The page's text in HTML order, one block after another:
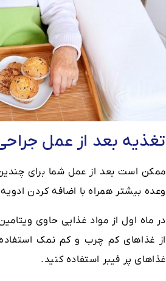
تغذیه بعد از عمل
ممکن است بعد از عمل شما برای
وعده بیشتر همراه با اضافه کردن
از غذاهای کم چرب و کم نمک استفاده
غذاهای پر فیبر استفاده کنید.